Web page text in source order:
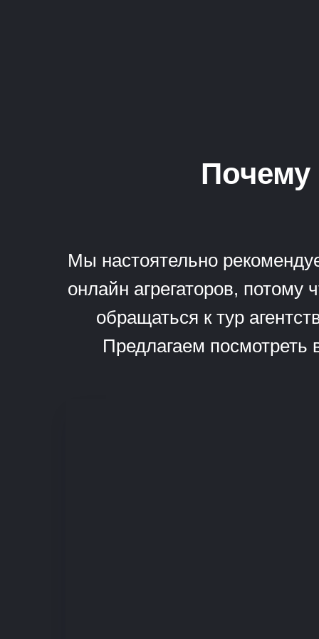
Почему
Мы настоятельно
онлайн агрегаторов,
обращаться к тур
Предлагаем посмотреть